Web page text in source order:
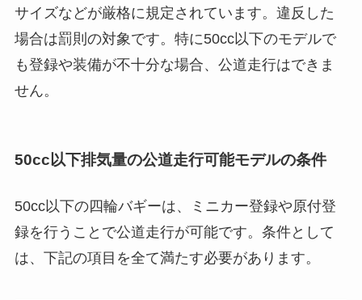
サイズなどが厳格に規定されています。違反した
場合は罰則の対象です。特に50cc以下のモデルで
も登録や装備が不十分な場合、公道走行はできま
せん。
50cc以下排気量の公道走行可能モデルの条件
50cc以下の四輪バギーは、ミニカー登録や原付登
録を行うことで公道走行が可能です。条件として
は、下記の項目を全て満たす必要があります。